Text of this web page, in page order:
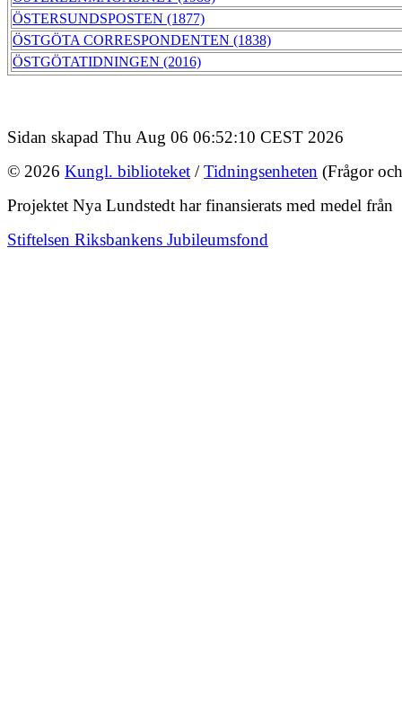
ÖSTERSUNDSPOSTEN (1877)
ÖSTGÖTA CORRESPONDENTEN (1838)
ÖSTGÖTATIDNINGEN (2016)
Sidan skapad Thu Aug 06 06:52:10 CEST 2026
© 2026 Kungl. biblioteket /Tidningsenheten (Frågor
Projektet Nya Lundstedt har finansierats med medel från
Stiftelsen Riksbankens Jubileumsfond